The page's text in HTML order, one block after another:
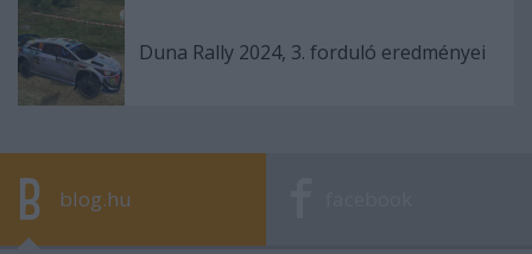
Duna Rally 2024, 3. forduló eredményei
blog.hu